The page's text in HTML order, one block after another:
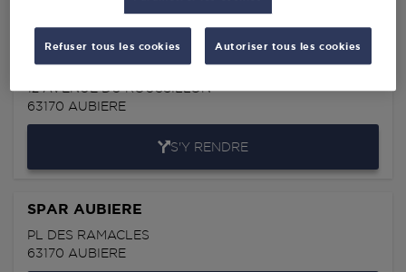
AUCHAN CARBURANT 576 AUBIERE
CC PLEIN SUD ROUTE D'ISSOIRE
12 AVENUE DU ROUSSILLON
63170 AUBIERE
S'Y RENDRE
SPAR AUBIERE
PL DES RAMACLES
63170 AUBIERE
Refuser tous les cookies Autoriser tous les cookies